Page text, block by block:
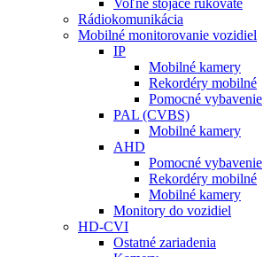
Voľne stojace rukoväte
Rádiokomunikácia
Mobilné monitorovanie vozidiel
IP
Mobilné kamery
Rekordéry mobilné
Pomocné vybavenie
PAL (CVBS)
Mobilné kamery
AHD
Pomocné vybavenie
Rekordéry mobilné
Mobilné kamery
Monitory do vozidiel
HD-CVI
Ostatné zariadenia